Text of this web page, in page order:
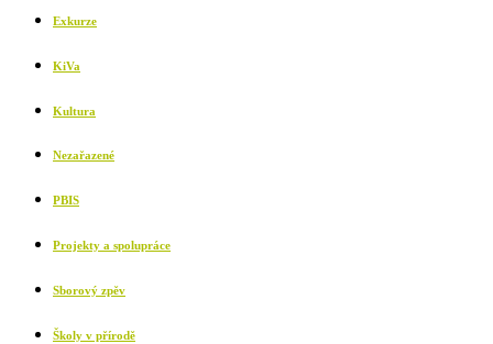
Exkurze
KiVa
Kultura
Nezařazené
PBIS
Projekty a spolupráce
Sborový zpěv
Školy v přírodě